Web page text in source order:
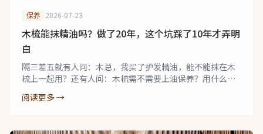
保养 2026-07-23
木梳能抹精油吗？做了20年，这个坑踩了10年才弄明
白
隔三差五就有人问：木总，我买了护发精油，能不能抹在木
梳上一起用？还有人问：木梳需不需要上油保养？用什么
阅读更多 →